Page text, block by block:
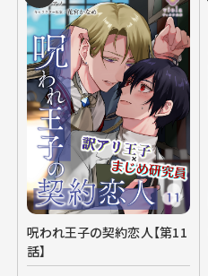
呪われ王子の契約恋人【第11
話】